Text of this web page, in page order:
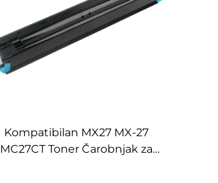
Kompatibilan MX27 MX-27
MC27CT Toner Čarobnjak za